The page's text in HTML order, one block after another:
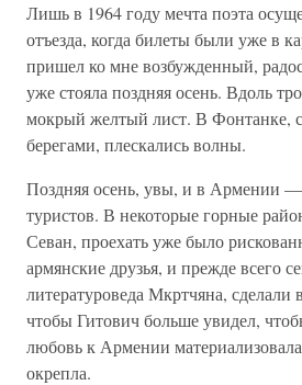
Лишь в 1964 году мечта поэта
отъезда, когда билеты были уже в
пришел ко мне возбужденный,
уже стояла поздняя осень. Вдоль
мокрый желтый лист. В Фонтанке,
берегами, плескались волны.
Поздняя осень, увы, и в Армении
туристов. В некоторые горные
Севан, проехать уже было
армянские друзья, и прежде всего
литературоведа Мкртчяна, сделали
чтобы Гитович больше увидел,
любовь к Армении
окрепла.